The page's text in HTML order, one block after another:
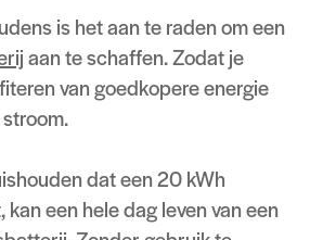
is het aan te raden om een
aan te schaffen. Zodat je
van goedkopere energie
dat een 20 kWh
een hele dag leven van een